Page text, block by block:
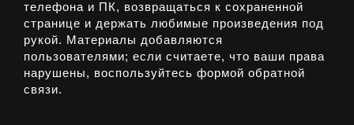
телефона и ПК, возвращаться к сохраненной
странице и держать любимые произведения под
рукой. Материалы добавляются
пользователями; если считаете, что ваши права
нарушены, воспользуйтесь формой обратной
связи.